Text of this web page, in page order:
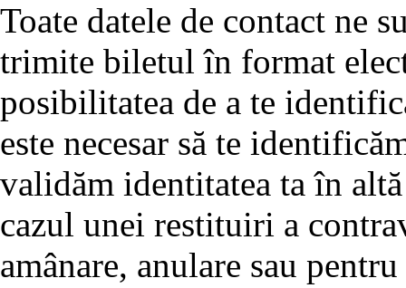
Toate datele de contact ne
trimite biletul în format
posibilitatea de a te
este necesar să te
validăm identitatea ta în
cazul unei restituiri a
amânare, anulare sau